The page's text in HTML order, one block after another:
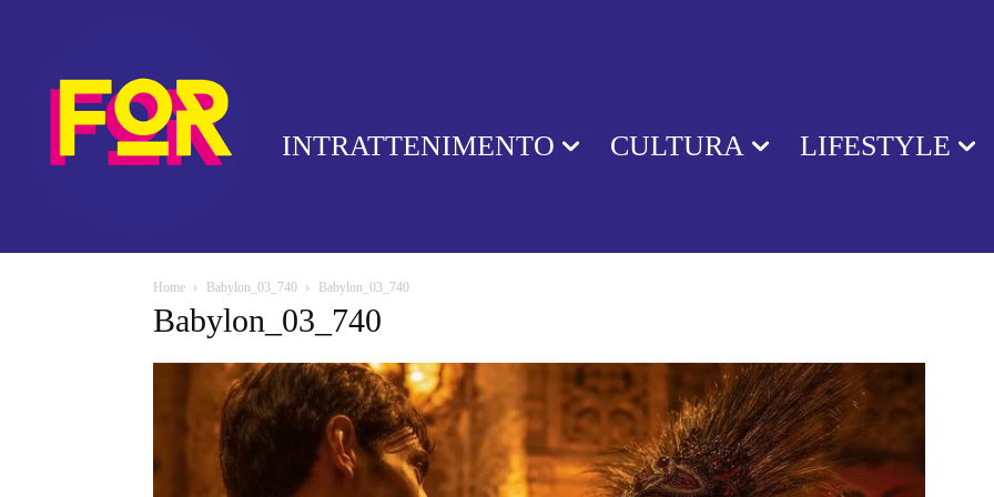
INTRATTENIMENTO CULTURA LIFESTYLE
Home Babylon_03_740 Babylon_03_740
Babylon_03_740